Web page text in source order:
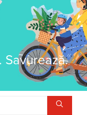
Savurează.